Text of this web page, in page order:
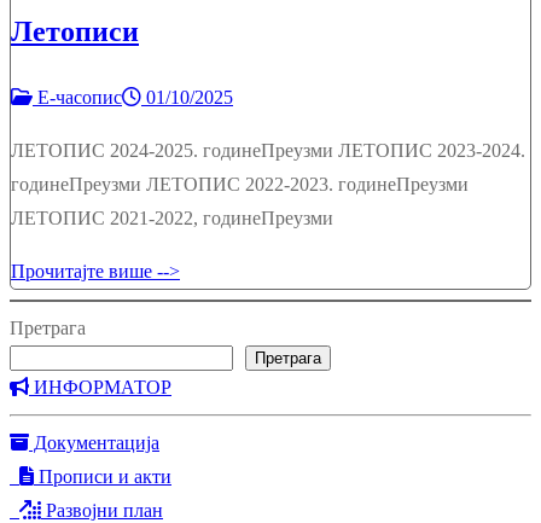
Летописи
Е-часопис 01/10/2025
ЛЕТОПИС 2024-2025. годинеПреузми ЛЕТОПИС 2023-2024.
годинеПреузми ЛЕТОПИС 2022-2023. годинеПреузми
ЛЕТОПИС 2021-2022, годинеПреузми
Прочитајте више -->
Претрага
Претрага
ИНФОРМАТОР
Документација
Прописи и акти
Развојни план